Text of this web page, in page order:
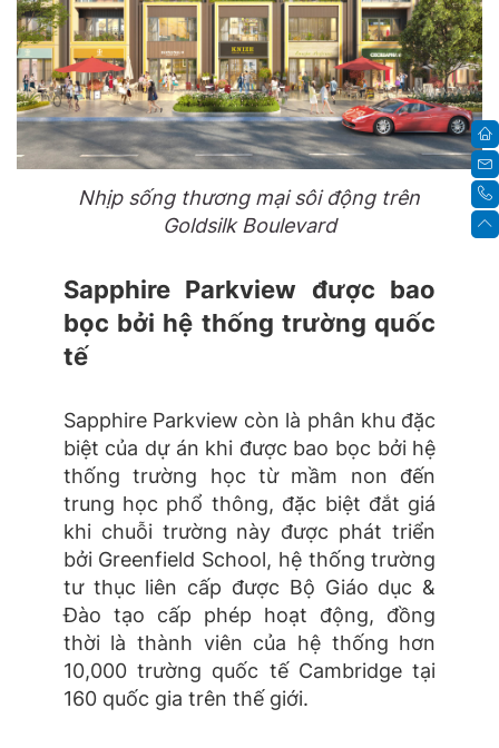
Nhịp sống thương mại sôi động trên
Goldsilk Boulevard
Sapphire Parkview được bao
bọc bởi hệ thống trường quốc
tế
Sapphire Parkview còn là phân khu đặc
biệt của dự án khi được bao bọc bởi hệ
thống trường học từ mầm non đến
trung học phổ thông, đặc biệt đắt giá
khi chuỗi trường này được phát triển
bởi Greenfield School, hệ thống trường
tư thục liên cấp được Bộ Giáo dục &
Đào tạo cấp phép hoạt động, đồng
thời là thành viên của hệ thống hơn
10,000 trường quốc tế Cambridge tại
160 quốc gia trên thế giới.